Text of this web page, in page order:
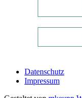
Datenschutz
Impressum